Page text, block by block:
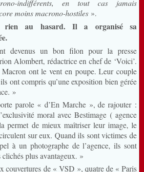
indifférents, en tout cas jamais
moins macrono-hostiles ».
rien au hasard. Il a organisé sa
devenus un bon filon pour la presse
Alombert, rédactrice en chef de ‘Voici’.
ont le vent en poupe. Leur couple
ont compris qu’une exposition bien gérée
»
parole « d’En Marche », de rajouter :
moral avec Bestimage ( agence
permet de mieux maîtriser leur image, le
sur eux. Quand ils sont victimes de
à un photographe de l’agence, ils sont
clichés plus avantageux. »
couvertures de « VSD », quatre de « Paris